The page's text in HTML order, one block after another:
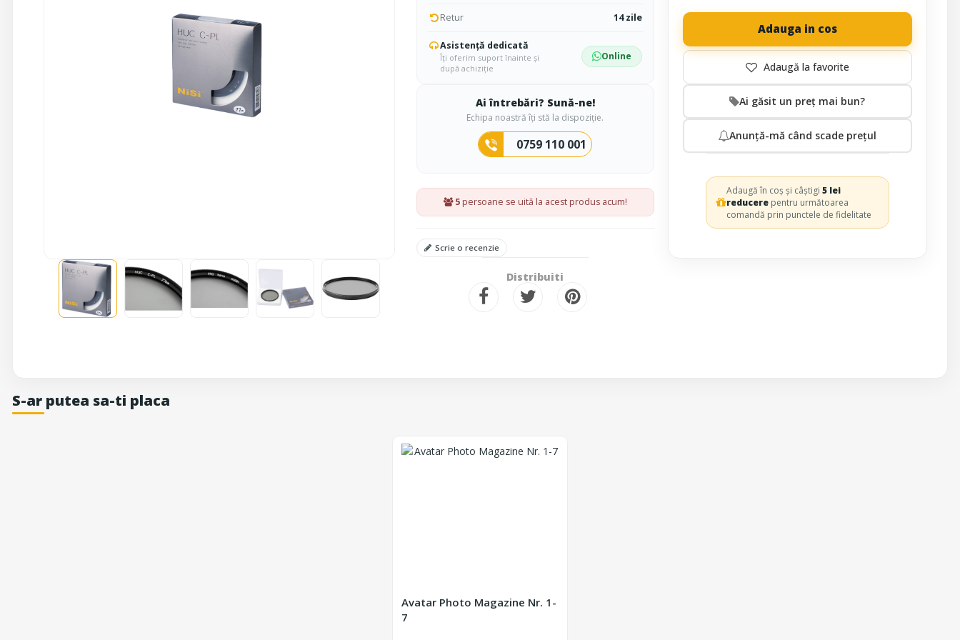
Retur 14 zile
Asistență dedicată
Îți oferim suport înainte și
după achiziție
Online
Ai întrebări? Sună-ne!
Echipa noastră îți stă la dispoziție.
0759 110 001
5persoane se uită la acest produs acum!
Scrie o recenzie
Distribuiti
Adauga in cos
Ai găsit un preț mai bun?
Anunță-mă când scade prețul
Adaugă în coș și câștigi5 lei
reducere pentru următoarea
comandă prin punctele de fidelitate
S-ar putea sa-ti placa
Avatar Photo Magazine Nr. 1-
7